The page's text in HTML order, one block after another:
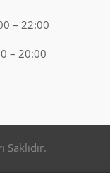
– 22:00
– 20:00